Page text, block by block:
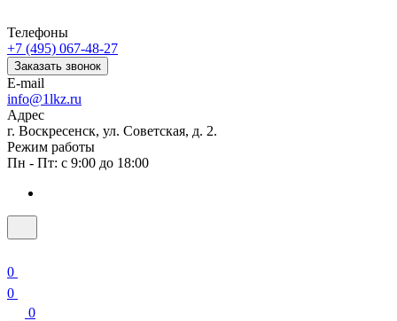
Телефоны
+7 (495) 067-48-27
Заказать звонок
E-mail
info@1lkz.ru
Адрес
г. Воскресенск, ул. Советская, д. 2.
Режим работы
Пн - Пт: с 9:00 до 18:00
0
0
0